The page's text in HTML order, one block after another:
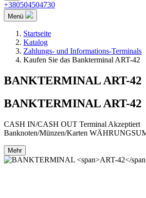
+380504504730
Menü
Startseite
Katalog
Zahlungs- und Informations-Terminals
Kaufen Sie das Bankterminal ART-42
BANKTERMINAL ART-42
BANKTERMINAL ART-42
CASH IN/CASH OUT Terminal Akzeptiert
Banknoten/Münzen/Karten
Mehr